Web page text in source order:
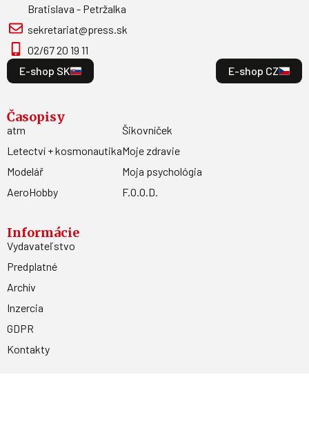
Bratislava - Petržalka
sekretariat@press.sk
02/67 20 19 11
E-shop SK
E-shop CZ
Časopisy
atm
Letectví + kosmonautika
Modelář
AeroHobby
Šikovníček
Moje zdravie
Moja psychológia
F.O.O.D.
Informácie
Vydavateľstvo
Predplatné
Archív
Inzercia
GDPR
Kontakty